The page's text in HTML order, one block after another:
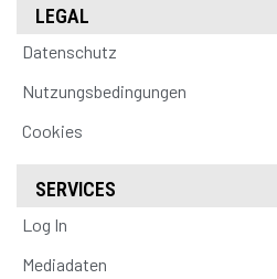
LEGAL
Datenschutz
Nutzungsbedingungen
Cookies
SERVICES
Log In
Mediadaten